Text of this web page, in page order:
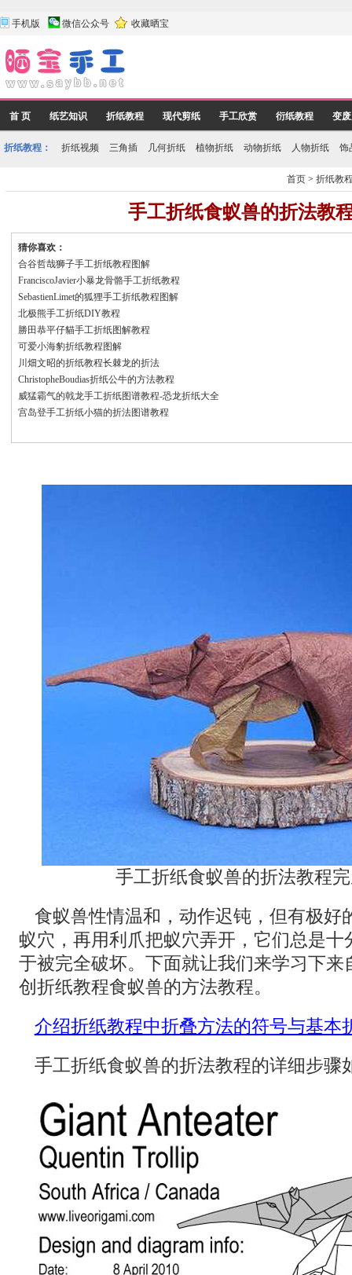
手机版 微信公众号 收藏晒宝
首 页 纸艺知识 折纸教程 现代剪纸 手工欣赏 衍纸教程 变
折纸教程： 折纸视频 三角插 几何折纸 植物折纸 动物折纸 人物折纸 饰
首页 >折纸教
手工折纸食蚁兽的折法教
猜你喜欢：
合谷哲哉狮子手工折纸教程图解
FranciscoJavier小暴龙骨骼手工折纸教程
SebastienLimet的狐狸手工折纸教程图解
北极熊手工折纸DIY教程
勝田恭平仔貓手工折纸图解教程
可爱小海豹折纸教程图解
川畑文昭的折纸教程长棘龙的折法
ChristopheBoudias折纸公牛的方法教程
威猛霸气的戟龙手工折纸图谱教程-恐龙折纸大全
宫岛登手工折纸小猫的折法图谱教程
手工折纸食蚁兽的折法教程
食蚁兽性情温和，动作迟钝，但有极好
蚁穴，再用利爪把蚁穴弄开，它们总是十
于被完全破坏。下面就让我们来学习下来
创折纸教程食蚁兽的方法教程。
介绍折纸教程中折叠方法的符号与基本
手工折纸食蚁兽的折法教程的详细步骤